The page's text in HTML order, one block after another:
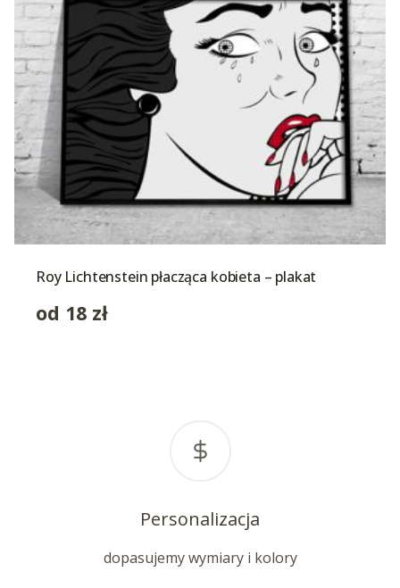
Roy Lichtenstein płacząca kobieta – plakat
od 18 zł
Personalizacja
dopasujemy wymiary i kolory